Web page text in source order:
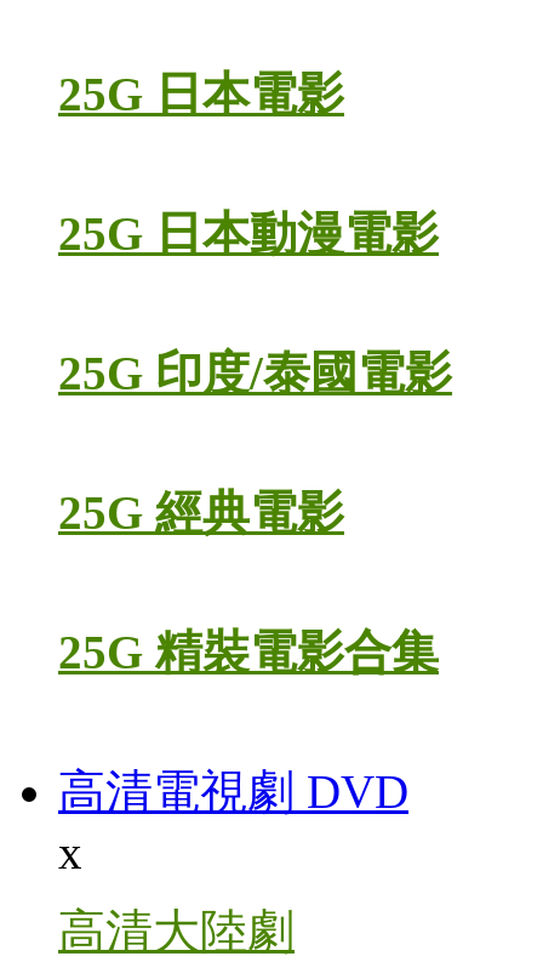
25G 日本電影
25G 日本動漫電影
25G 印度/泰國電影
25G 經典電影
25G 精裝電影合集
高清電視劇 DVD
x
高清大陸劇